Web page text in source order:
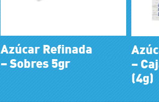
Azúcar Refinada
– Sobres 5gr
–
(4g)